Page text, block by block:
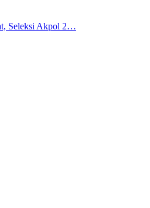
Seleksi Akpol 2…